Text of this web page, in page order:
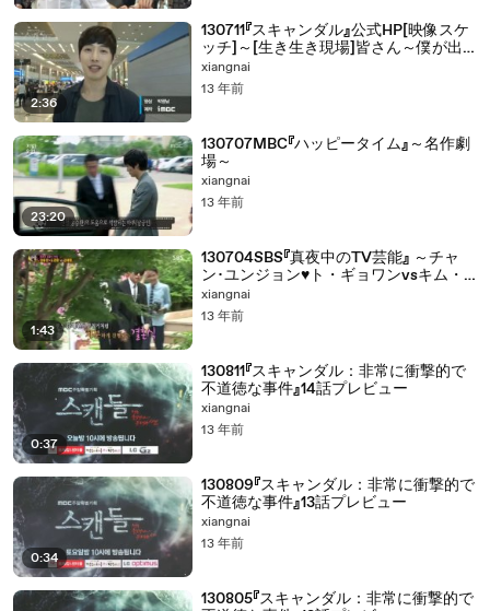
2:36
130711『スキャンダル』公式HP[映像スケ
ッチ]～[生き生き現場]皆さん～僕が出
てこなくて気になったでしょう？～
xiangnai
13 年前
23:20
130707MBC『ハッピータイム』～名作劇
場～
xiangnai
13 年前
1:43
130704SBS『真夜中のTV芸能』 ～チャ
ン･ユンジョン♥ト・ギョワンvsキム・
ジェウォン～
xiangnai
13 年前
0:37
130811『スキャンダル：非常に衝撃的で
不道徳な事件』14話プレビュー
xiangnai
13 年前
0:34
130809『スキャンダル：非常に衝撃的で
不道徳な事件』13話プレビュー
xiangnai
13 年前
130805『スキャンダル：非常に衝撃的で